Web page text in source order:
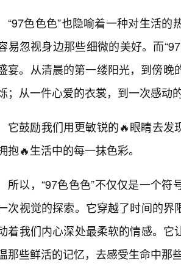
“97色色色”也隐喻着一种对生活
易忽视身边那些细微的美好。而
宴。从清晨的第一缕阳光，到傍
；从一件心爱的衣裳，到一次感动
它鼓励我们用更敏锐的🔥眼睛去
抱🔥生活中的每一抹色彩。
所以，“97色色色”不仅仅是一个
次视觉的探索。它穿越了时间的
着我们内心深处最柔软的情感。
那些鲜活的记忆，去感受生命中那